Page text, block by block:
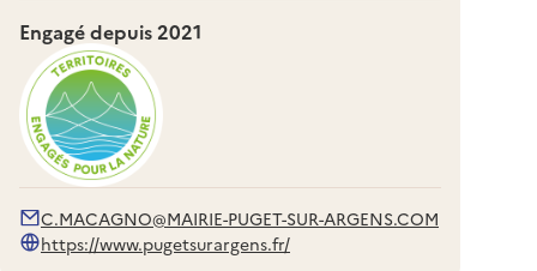
Engagé depuis2021
C.MACAGNO@MAIRIE-PUGET-SUR-ARGENS.COM
https://www.pugetsurargens.fr/